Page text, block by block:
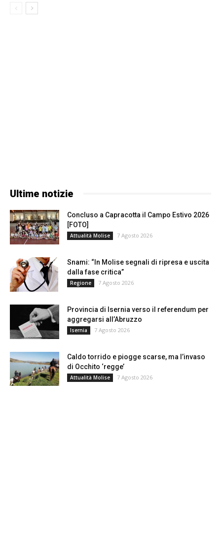
Ultime notizie
Concluso a Capracotta il Campo Estivo 2026
[FOTO]
Attualità Molise 7 Agosto 2026
Snami: “In Molise segnali di ripresa e uscita
dalla fase critica”
Regione 7 Agosto 2026
Provincia di Isernia verso il referendum per
aggregarsi all’Abruzzo
Isernia 7 Agosto 2026
Caldo torrido e piogge scarse, ma l’invaso
di Occhito ‘regge’
Attualità Molise 7 Agosto 2026